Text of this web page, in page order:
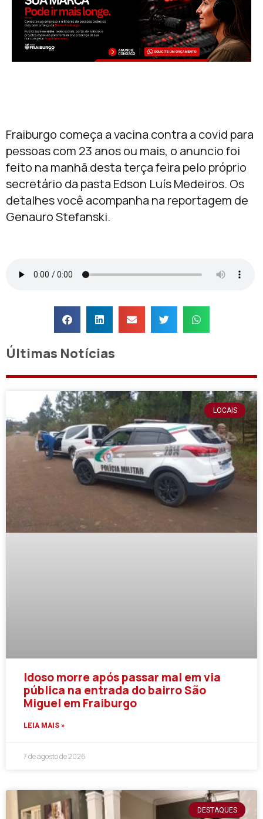
Fraiburgo começa a vacina contra a covid para
pessoas com 23 anos ou mais, o anuncio foi
feito na manhã desta terça feira pelo próprio
secretário da pasta Edson Luís Medeiros. Os
detalhes você acompanha na reportagem de
Genauro Stefanski.
Últimas Notícias
LOCAIS
Idoso morre após passar mal em via
pública na entrada do bairro São
Miguel em Fraiburgo
LEIA MAIS »
7 de agosto de 2026
DESTAQUES